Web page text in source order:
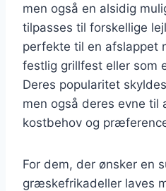
men også en alsidig
tilpasses til forskellige
perfekte til en afslappet
festlig grillfest eller som
Deres popularitet
men også deres evne til
kostbehov og
For dem, der ønsker en
græskefrikadeller laves